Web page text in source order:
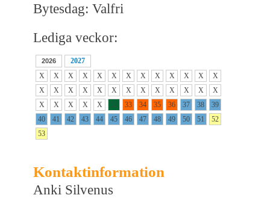
Bytesdag: Valfri
Lediga veckor:
2026
2027
X
X X X X X X X X X X X
X
X
X X X X X X X X X X X
X
X
X X X X 32 33 34 35 36 37 38
39
40
41 42 43 44 45 46 47 48 49 50 51
52
53
Kontaktinformation
Anki Silvenus